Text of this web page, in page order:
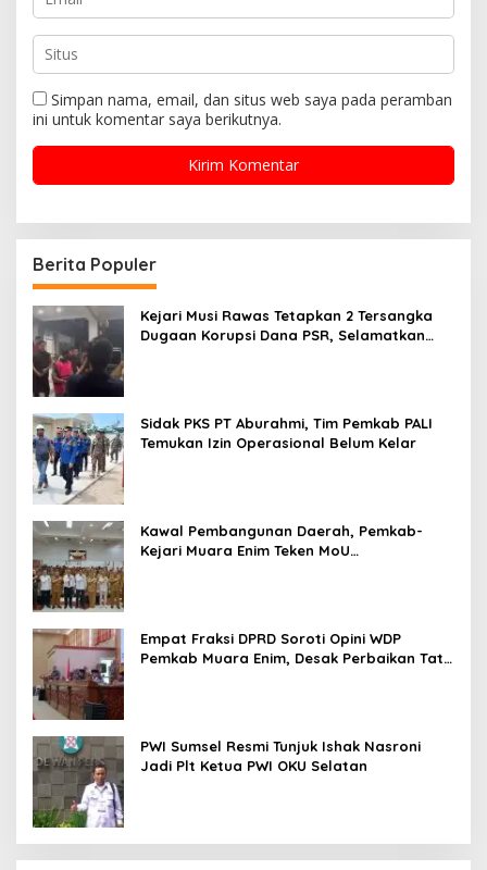
Simpan nama, email, dan situs web saya pada peramban
ini untuk komentar saya berikutnya.
Berita Populer
Kejari Musi Rawas Tetapkan 2 Tersangka
Dugaan Korupsi Dana PSR, Selamatkan
Sidak PKS PT Aburahmi, Tim Pemkab PALI
Temukan Izin Operasional Belum Kelar
Kawal Pembangunan Daerah, Pemkab-
Kejari Muara Enim Teken MoU
Empat Fraksi DPRD Soroti Opini WDP
Pemkab Muara Enim, Desak Perbaikan Tata
PWI Sumsel Resmi Tunjuk Ishak Nasroni
Jadi Plt Ketua PWI OKU Selatan